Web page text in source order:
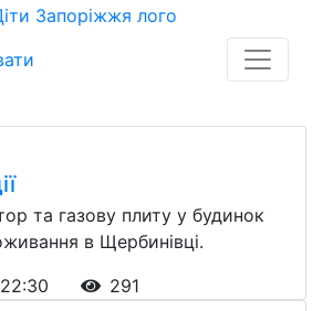
та газову плиту у будинок
в Щербинівці.
291